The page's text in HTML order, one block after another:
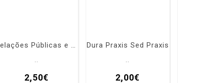
Relações Públicas e Comunicação Empresarial
2,50€
Dura Praxis Sed Praxis
2,00€